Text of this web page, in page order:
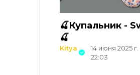
🍒Купальник -
🍒
Kitya
14 июня 2025 г.
22:03